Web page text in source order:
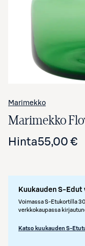
Marimekko
Marimekko
Hinta55,00 €
Kuukauden S-Edut
Voimassa S-Etukortilla
verkkokaupassa
Katso kuukauden S-